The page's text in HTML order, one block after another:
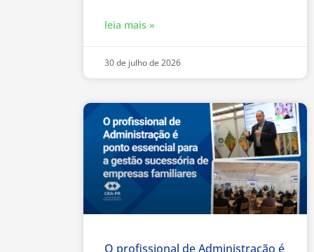
leia mais »
30 de julho de 2026
O profissional de Administração é